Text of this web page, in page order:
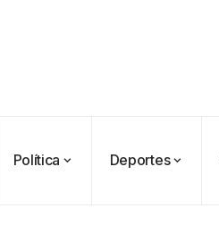
Política Deportes